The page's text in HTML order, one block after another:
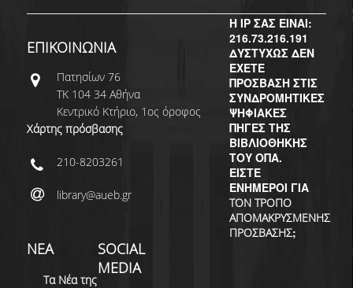
Η IP ΣΑΣ ΕΙΝΑΙ:
216.73.216.191
ΔΥΣΤΥΧΩΣ ΔΕΝ
ΕΧΕΤΕ
ΠΡΟΣΒΑΣΗ ΣΤΙΣ
ΣΥΝΔΡΟΜΗΤΙΚΕΣ
ΨΗΦΙΑΚΕΣ
ΠΗΓΕΣ ΤΗΣ
ΒΙΒΛΙΟΘΗΚΗΣ
ΤΟΥ ΟΠΑ.
ΕΙΣΤΕ
ΕΝΗΜΕΡΟΙ ΓΙΑ
ΤΟΝ ΤΡΟΠΟ
ΑΠΟΜΑΚΡΥΣΜΕΝΗΣ
ΠΡΟΣΒΑΣΗΣ;
ΕΠΙΚΟΙΝΩΝΙΑ
Πατησίων 76
ΤΚ 104 34 Αθήνα
Κεντρικό Κτήριο, 1ος όροφος
Χάρτης πρόσβασης
210-8203261
library@aueb.gr
ΝΕΑ
Τα Νέα της
SOCIAL
MEDIA